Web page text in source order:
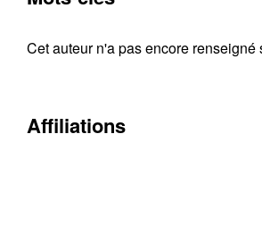
Cet auteur n'a pas encore renseigné
Affiliations
Contacter